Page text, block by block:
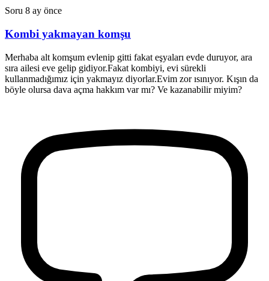
Soru 8 ay önce
Kombi yakmayan komşu
Merhaba alt komşum evlenip gitti fakat eşyaları evde duruyor, ara
sıra ailesi eve gelip gidiyor.Fakat kombiyi, evi sürekli
kullanmadığımız için yakmayız diyorlar.Evim zor ısınıyor. Kışın da
böyle olursa dava açma hakkım var mı? Ve kazanabilir miyim?